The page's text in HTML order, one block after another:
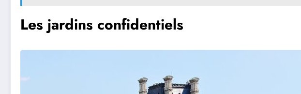
Les jardins confidentiels